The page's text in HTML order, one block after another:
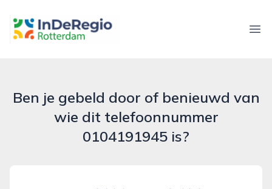
inderegiorotterdam.nl
Ben je gebeld door of benieuwd van
wie dit telefoonnummer
0104191945 is?